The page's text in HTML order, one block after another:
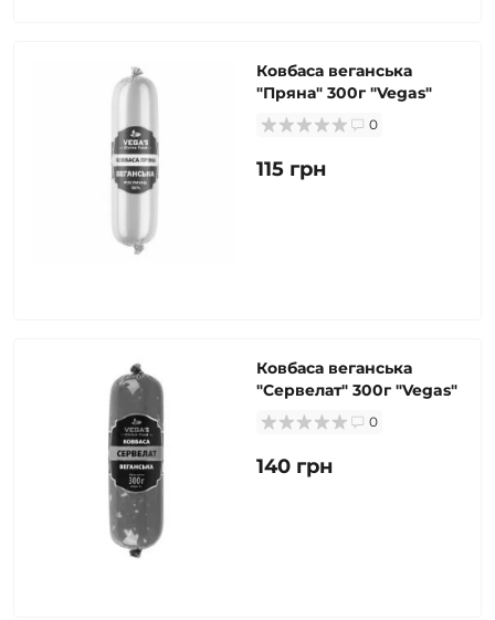
Ковбаса веганська
"Пряна" 300г "Vegas"
0
115 грн
Ковбаса веганська
"Сервелат" 300г "Vegas"
0
140 грн